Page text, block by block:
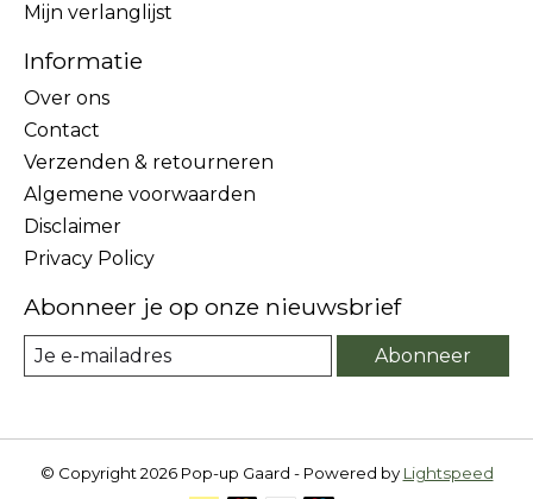
Mijn verlanglijst
Informatie
Over ons
Contact
Verzenden & retourneren
Algemene voorwaarden
Disclaimer
Privacy Policy
Abonneer je op onze nieuwsbrief
Abonneer
© Copyright 2026 Pop-up Gaard - Powered by Lightspeed